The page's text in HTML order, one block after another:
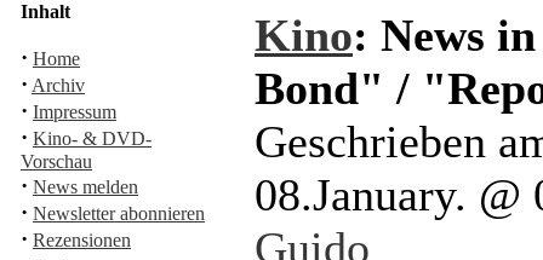
Inhalt
· Home
· Archiv
· Impressum
· Kino- & DVD-
Vorschau
· News melden
· Newsletter abonnieren
· Rezensionen
Kino: News
Bond" /
Geschrieben
08.January.
Guido